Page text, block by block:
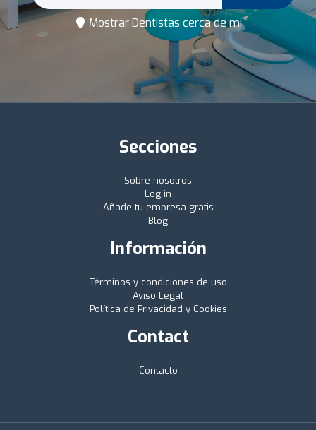
Mostrar Dentistas cerca de mí
Secciones
Sobre nosotros
Log in
Añade tu empresa gratis
Blog
Información
Términos y condiciones de uso
Aviso Legal
Política de Privacidad y Cookies
Contact
Contacto